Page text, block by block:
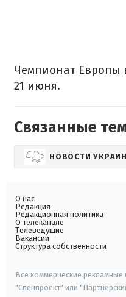
Чемпионат Европы
21 июня.
Связанные
НОВОСТИ
О нас
Редакция
Редакционная политика
О телеканале
Телеведущие
Вакансии
Структура собственности
Все коммерческие
"Спецпроект" или